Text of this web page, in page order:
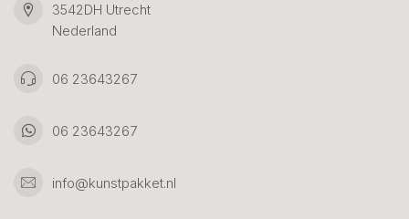
3542DH Utrecht
Nederland
06 23643267
06 23643267
info@kunstpakket.nl